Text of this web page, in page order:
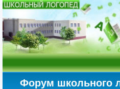
Форум школьного